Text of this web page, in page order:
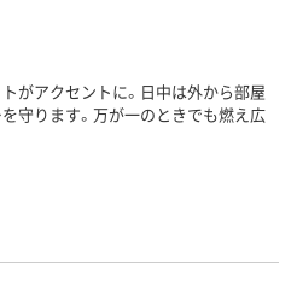
がアクセントに。日中は外から部屋
守ります。万が一のときでも燃え広